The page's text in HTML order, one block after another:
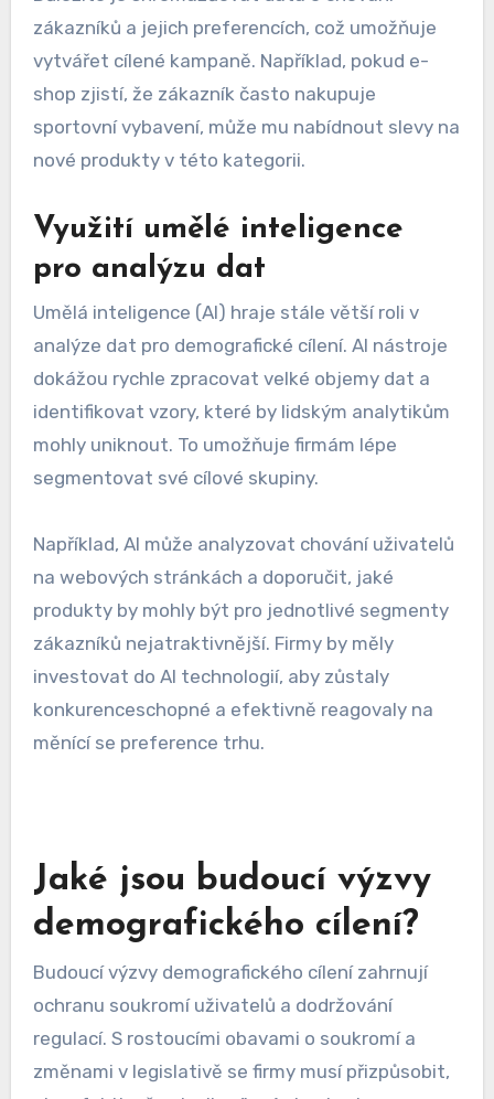
očekávají nabídky, které odpovídají jejich
individuálním preferencím. Firmy, které
implementují personalizované přístupy, mohou
zvýšit míru konverze o desítky procent.
zákazníků a jejich preferencích, což umožňuje
vytvářet cílené kampaně. Například, pokud e-
shop zjistí, že zákazník často nakupuje
sportovní vybavení, může mu nabídnout slevy na
nové produkty v této kategorii.
Využití umělé inteligence
pro analýzu dat
analýze dat pro demografické cílení. AI nástroje
dokážou rychle zpracovat velké objemy dat a
identifikovat vzory, které by lidským analytikům
mohly uniknout. To umožňuje firmám lépe
segmentovat své cílové skupiny.
Například, AI může analyzovat chování uživatelů
investovat do AI technologií, aby zůstaly
konkurenceschopné a efektivně reagovaly na
měnící se preference trhu.
Jaké jsou budoucí výzvy